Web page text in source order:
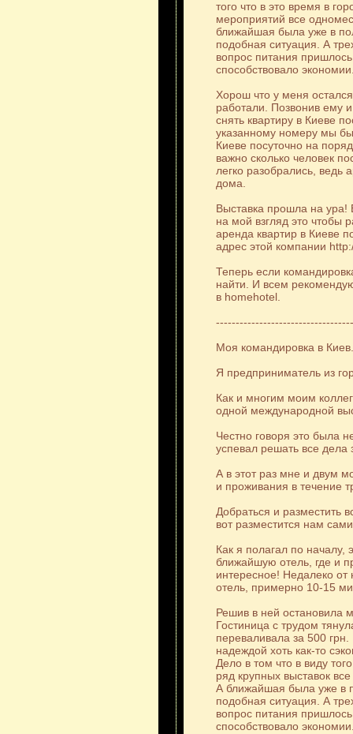
того что в это время в
мероприятий все
ближайшая была уже в
подобная ситуация. А
вопрос питания
способствовало
Хорош что у меня
работали. Позвонив ему
снять квартиру в Киеве
указанному номеру мы
Киеве посуточно на
важно сколько человек
легко разобрались, ведь
дома.
Выставка прошла на
на мой взгляд это чтобы
аренда квартир в Киеве
адрес этой компании
Теперь если
найти. И всем
в homehotel.
Моя командировка в Киев.
Я предприниматель из
Как и многим моим
одной международной
Честно говоря это была
успевал решать все дела
А в этот раз мне и двум
и проживания в течение
Добраться и разместить
вот разместится нам
Как я полагал по
ближайшую отель, где и
интересное! Недалеко от
отель, примерно 10-15
Решив в ней остановила
Гостиница с трудом
переваливала за 500
надеждой хоть как-то
Дело в том что в виду
ряд крупных выставок
А ближайшая была уже в
подобная ситуация. А
вопрос питания
способствовало